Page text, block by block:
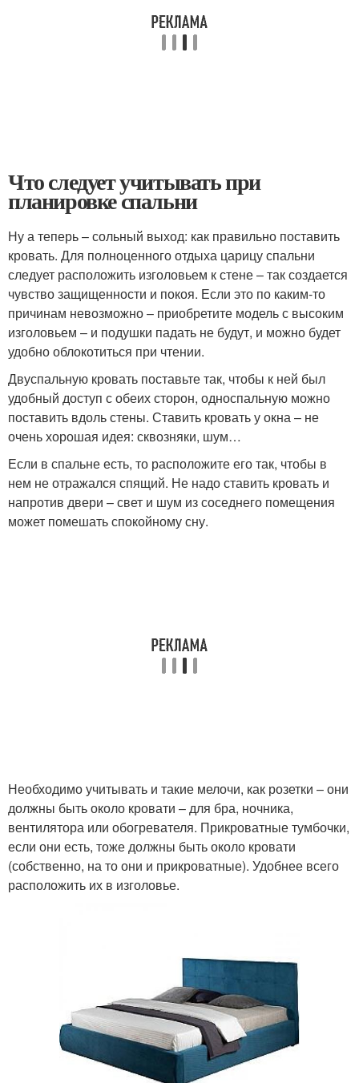
Что следует учитывать при
планировке спальни
Ну а теперь – сольный выход: как правильно поставить
кровать. Для полноценного отдыха царицу спальни
следует расположить изголовьем к стене – так создается
чувство защищенности и покоя. Если это по каким-то
причинам невозможно – приобретите модель с высоким
изголовьем – и подушки падать не будут, и можно будет
удобно облокотиться при чтении.
Двуспальную кровать поставьте так, чтобы к ней был
удобный доступ с обеих сторон, односпальную можно
поставить вдоль стены. Ставить кровать у окна – не
очень хорошая идея: сквозняки, шум…
Если в спальне есть, то расположите его так, чтобы в
нем не отражался спящий. Не надо ставить кровать и
напротив двери – свет и шум из соседнего помещения
может помешать спокойному сну.
Необходимо учитывать и такие мелочи, как розетки – они
должны быть около кровати – для бра, ночника,
вентилятора или обогревателя. Прикроватные тумбочки,
если они есть, тоже должны быть около кровати
(собственно, на то они и прикроватные). Удобнее всего
расположить их в изголовье.